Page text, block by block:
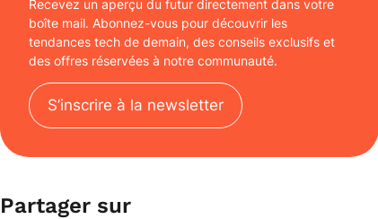
Recevez un aperçu du futur directement dans votre
boîte mail. Abonnez-vous pour découvrir les
tendances tech de demain, des conseils exclusifs et
des offres réservées à notre communauté.
S’inscrire à la newsletter
Partager sur